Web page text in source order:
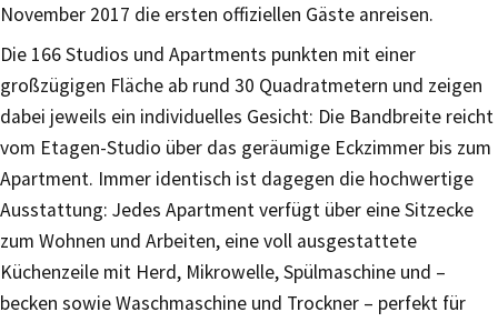
November 2017 die ersten offiziellen Gäste anreisen.
Die 166 Studios und Apartments punkten mit einer
großzügigen Fläche ab rund 30 Quadratmetern und zeigen
dabei jeweils ein individuelles Gesicht: Die Bandbreite reicht
vom Etagen-Studio über das geräumige Eckzimmer bis zum
Apartment. Immer identisch ist dagegen die hochwertige
Ausstattung: Jedes Apartment verfügt über eine Sitzecke
zum Wohnen und Arbeiten, eine voll ausgestattete
Küchenzeile mit Herd, Mikrowelle, Spülmaschine und –
becken sowie Waschmaschine und Trockner – perfekt für